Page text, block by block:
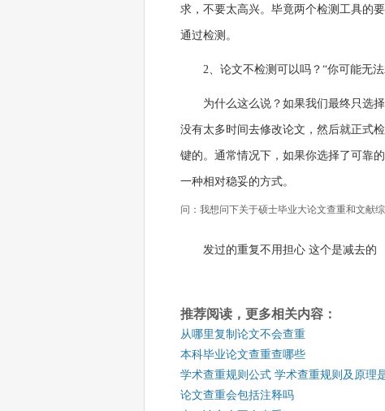
求，不要太高兴。毕竟两个检测工具的
通过检测。
2、论文不检测可以吗？“你可能无
为什么这么说？如果我们最终只选
没有太多时间去修改论文，然后就正式
键的。通常情况下，如果你选择了可靠
一种相对稳妥的方式。
问：我想问下关于硕士毕业大论文查重和文献
发过的重复不用担心 这个是减去的
推荐阅读，更多相关内容：
从哪里复制论文不会查重
本科毕业论文查重查哪些
学术查重规则公式 学术查重规则及原理
论文查重会包括注释吗